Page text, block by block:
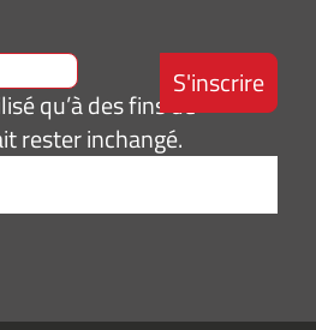
qu’à des fins de
rester inchangé.